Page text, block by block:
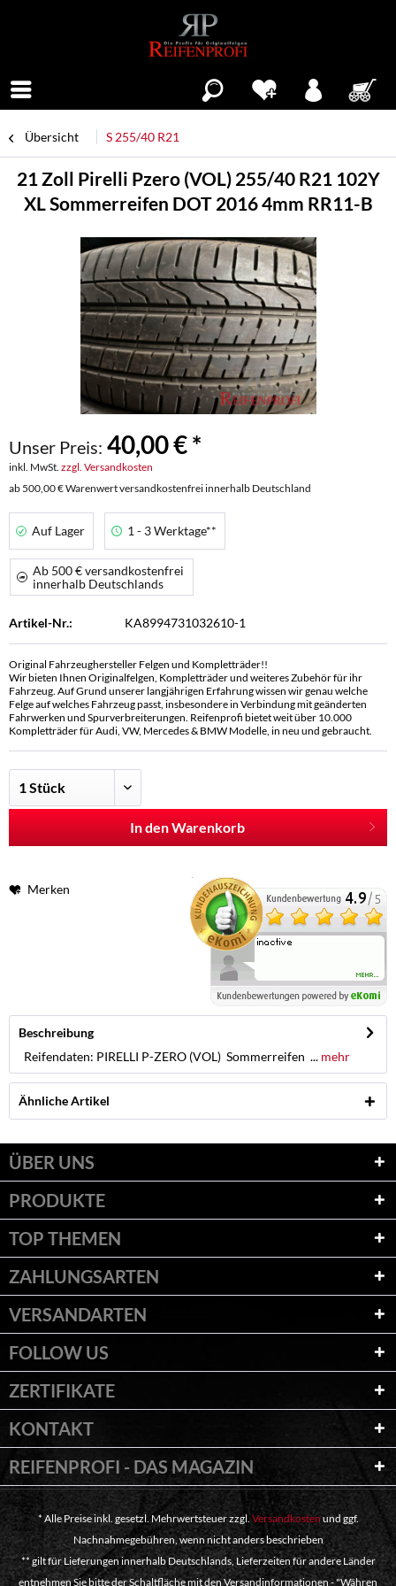
Übersicht S 255/40 R21
21 Zoll Pirelli Pzero (VOL) 255/40 R21 102Y
XL Sommerreifen DOT 2016 4mm RR11-B
Unser Preis: 40,00 € *
inkl. MwSt. zzgl. Versandkosten
ab 500,00 € Warenwert versandkostenfrei innerhalb Deutschland
Auf Lager 1 - 3 Werktage**
Ab 500 € versandkostenfrei
innerhalb Deutschlands
Artikel-Nr.: KA8994731032610-1
Original Fahrzeughersteller Felgen und Kompletträder!!
Wir bieten Ihnen Originalfelgen, Kompletträder und weiteres Zubehör für ihr
Fahrzeug. Auf Grund unserer langjährigen Erfahrung wissen wir genau welche
Felge auf welches Fahrzeug passt, insbesondere in Verbindung mit geänderten
Fahrwerken und Spurverbreiterungen. Reifenprofi bietet weit über 10.000
Kompletträder für Audi, VW, Mercedes & BMW Modelle, in neu und gebraucht.
In den Warenkorb
Merken
Beschreibung
Reifendaten: PIRELLI P-ZERO (VOL) Sommerreifen ... mehr
Ähnliche Artikel
ÜBER UNS
PRODUKTE
TOP THEMEN
ZAHLUNGSARTEN
VERSANDARTEN
FOLLOW US
ZERTIFIKATE
KONTAKT
REIFENPROFI - DAS MAGAZIN
* Alle Preise inkl. gesetzl. Mehrwertsteuer zzgl.Versandkosten und ggf.
Nachnahmegebühren, wenn nicht anders beschrieben
** gilt für Lieferungen innerhalb Deutschlands, Lieferzeiten für andere Länder
entnehmen Sie bitte der Schaltfläche mit den Versandinformationen - "Währen